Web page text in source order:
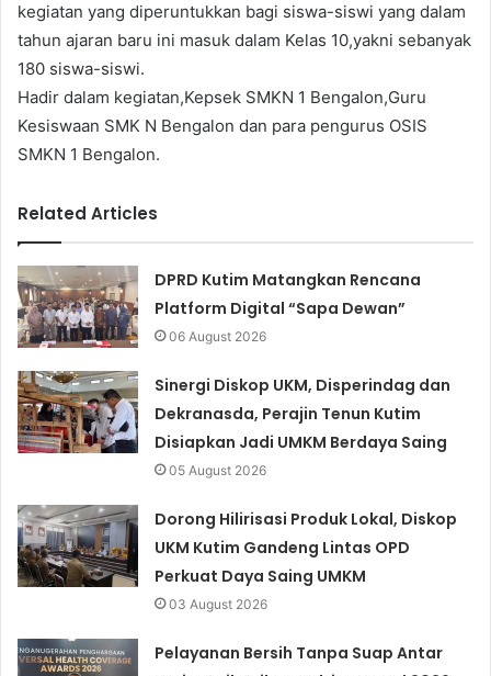
kegiatan yang diperuntukkan bagi siswa-siswi yang dalam
tahun ajaran baru ini masuk dalam Kelas 10,yakni sebanyak
180 siswa-siswi.
Hadir dalam kegiatan,Kepsek SMKN 1 Bengalon,Guru
Kesiswaan SMK N Bengalon dan para pengurus OSIS
SMKN 1 Bengalon.
Related Articles
DPRD Kutim Matangkan Rencana
Platform Digital “Sapa Dewan”
06 August 2026
Sinergi Diskop UKM, Disperindag dan
Dekranasda, Perajin Tenun Kutim
Disiapkan Jadi UMKM Berdaya Saing
05 August 2026
Dorong Hilirisasi Produk Lokal, Diskop
UKM Kutim Gandeng Lintas OPD
Perkuat Daya Saing UMKM
03 August 2026
Pelayanan Bersih Tanpa Suap Antar